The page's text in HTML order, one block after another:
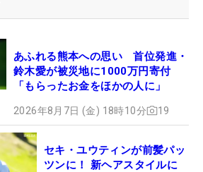
あふれる熊本への思い 首位発進・
鈴木愛が被災地に1000万円寄付
「もらったお金をほかの人に」
2026年8月7日 (金) 18時10分 19
セキ・ユウティンが前髪パッ
ツンに！ 新ヘアスタイルに